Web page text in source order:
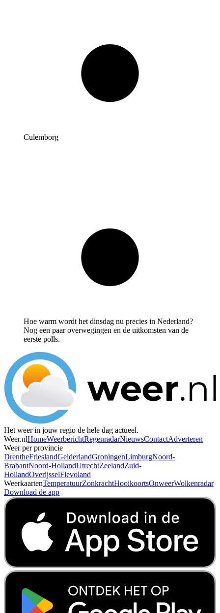
Culemborg
Hoe warm wordt het dinsdag nu precies in Nederland?
Nog een paar overwegingen en de uitkomsten van de
eerste polls.
Het weer in jouw regio de hele dag actueel.
Weer.nlHomeWeerberichtRegenradarNieuwsContactAdverteren
Weer per provincie
DrentheFrieslandGelderlandGroningenLimburgNoord-
BrabantNoord-HollandUtrechtZeelandZuid-
HollandOverijsselFlevoland
WeerkaartenTemperatuurZonkrachtHooikoortsOnweerWolkenradar
Download de app